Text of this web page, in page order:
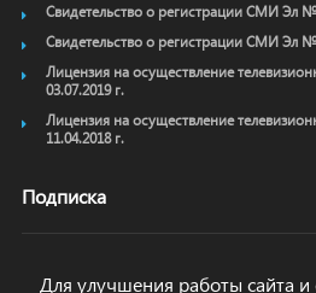
Свидетельство о регистрации СМИ Эл №
Свидетельство о регистрации СМИ Эл №
Лицензия на осуществление
03.07.2019 г.
Лицензия на осуществление
11.04.2018 г.
Подписка
Для улучшения работы сайта и